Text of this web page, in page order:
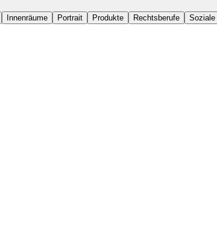
Innenräume Portrait Produkte Rechtsberufe Soziale